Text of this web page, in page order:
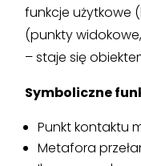
funkcje użytkowe
(punkty
– staje się
Symboliczne
Punkt kontaktu
Metafora